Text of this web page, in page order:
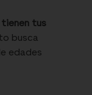
tienen tus
busca
edades